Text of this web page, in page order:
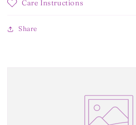
Care Instructions
Share